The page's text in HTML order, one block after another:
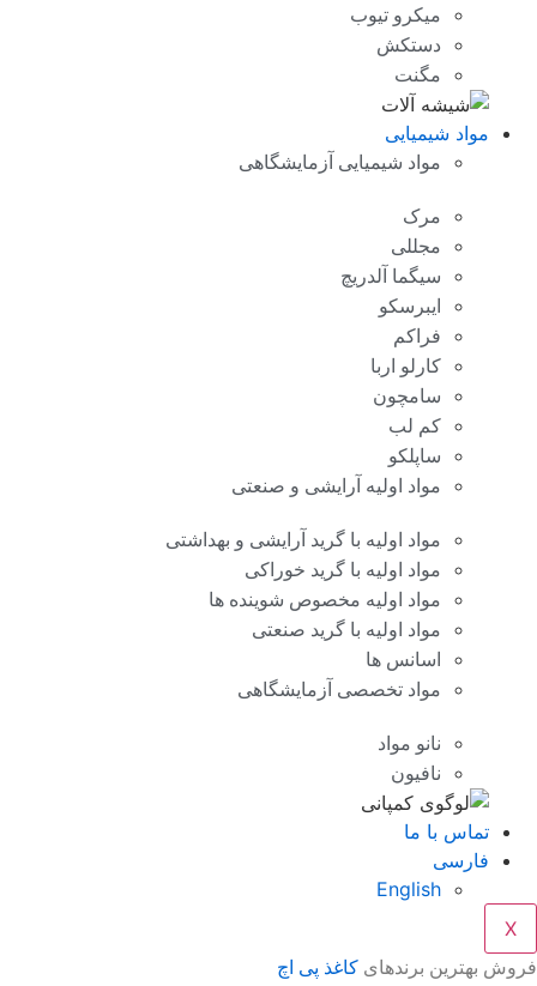
میکرو تیوب
دستکش
مگنت
مواد شیمیایی
مواد شیمیایی آزمایشگاهی
مرک
مجللی
سیگما آلدریچ
ایبرسکو
فراکم
کارلو اربا
سامچون
کم لب
ساپلکو
مواد اولیه آرایشی و صنعتی
مواد اولیه با گرید آرایشی و بهداشتی
مواد اولیه با گرید خوراکی
مواد اولیه مخصوص شوینده ها
مواد اولیه با گرید صنعتی
اسانس ها
مواد تخصصی آزمایشگاهی
نانو مواد
نافیون
تماس با ما
فارسی
English
بهترین برندهایکاغذ پی اچ